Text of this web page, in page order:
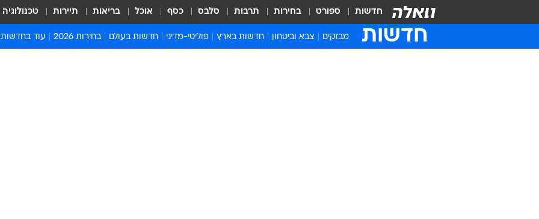
חדשות ספורט בחירות תרבות סלבס כסף אוכל בריאות תיירות טכנולוגיה
חדשות מבזקים צבא וביטחון חדשות בארץ פוליטי-מדיני חדשות בעולם בחירות 2026 עוד בחדשות